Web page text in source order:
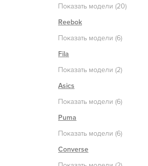
Показать модели (20)
Reebok
Показать модели (6)
Fila
Показать модели (2)
Asics
Показать модели (6)
Puma
Показать модели (6)
Converse